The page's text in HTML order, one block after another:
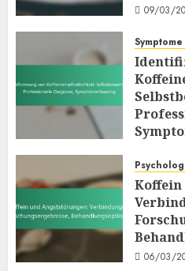
09/03/
06/03/